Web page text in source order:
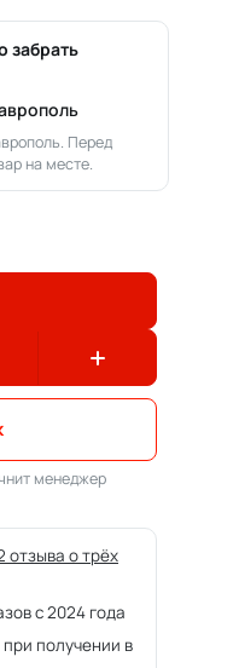
забрать
Перед
на месте.
менеджер
отзыва о трёх
с 2024 года
получении в